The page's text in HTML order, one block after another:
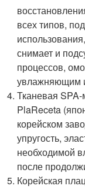
всех типов,
снимает и
процессов,
увлажняющим
Тканевая
PlaReceta
корейском
упругость,
необходимой
после
Корейская